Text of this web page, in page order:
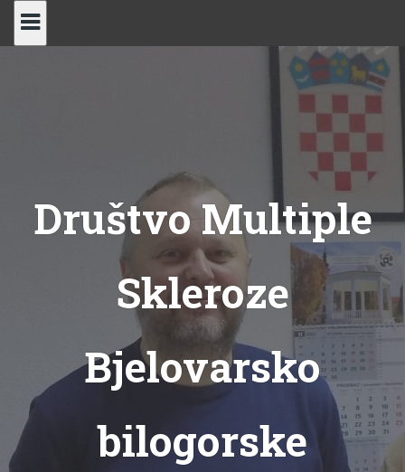
Skip
Društvo Multiple
Skleroze
Bjelovarsko
bilogorske